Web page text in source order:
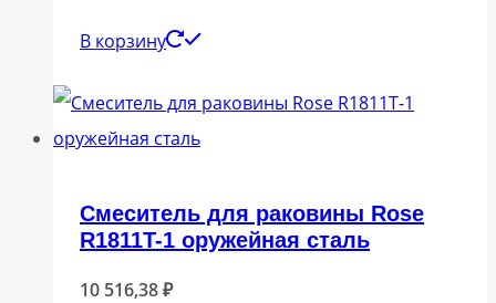
В корзину
Смеситель для раковины Rose
R1811T-1 оружейная сталь
10 516,38₽